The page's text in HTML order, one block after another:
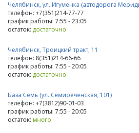
Челябинск, ул. Игуменка (автодорога
телефон: +7(351)214-77-77
график работы: 7:55 - 23:05
остаток: достаточно
Челябинск, Троицкий тракт, 11
телефон: 8(351)214-66-66
график работы: 7:55 - 20:05
остаток: достаточно
База Семь (ул. Семиреченская, 101)
телефон: +7(3812)90-01-03
график работы: 7:55 - 20:05
остаток: много